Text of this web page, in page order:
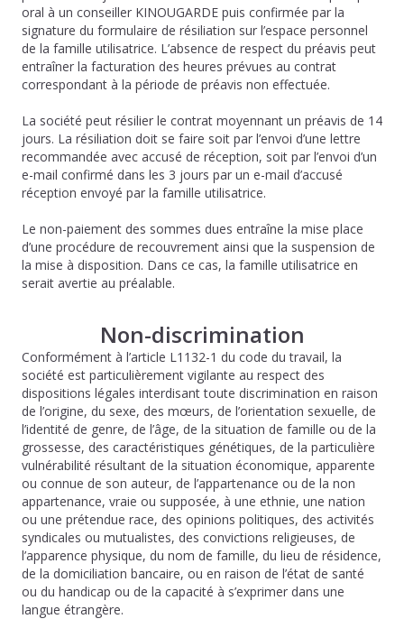
oral à un conseiller KINOUGARDE puis confirmée par la
signature du formulaire de résiliation sur l’espace personnel
de la famille utilisatrice. L’absence de respect du préavis peut
entraîner la facturation des heures prévues au contrat
correspondant à la période de préavis non effectuée.
La société peut résilier le contrat moyennant un préavis de 14
jours. La résiliation doit se faire soit par l’envoi d’une lettre
recommandée avec accusé de réception, soit par l’envoi d’un
e-mail confirmé dans les 3 jours par un e-mail d’accusé
réception envoyé par la famille utilisatrice.
Le non-paiement des sommes dues entraîne la mise place
d’une procédure de recouvrement ainsi que la suspension de
la mise à disposition. Dans ce cas, la famille utilisatrice en
serait avertie au préalable.
Non-discrimination
Conformément à l’article L1132-1 du code du travail, la
société est particulièrement vigilante au respect des
dispositions légales interdisant toute discrimination en raison
de l’origine, du sexe, des mœurs, de l’orientation sexuelle, de
l’identité de genre, de l’âge, de la situation de famille ou de la
grossesse, des caractéristiques génétiques, de la particulière
vulnérabilité résultant de la situation économique, apparente
ou connue de son auteur, de l’appartenance ou de la non
appartenance, vraie ou supposée, à une ethnie, une nation
ou une prétendue race, des opinions politiques, des activités
syndicales ou mutualistes, des convictions religieuses, de
l’apparence physique, du nom de famille, du lieu de résidence,
de la domiciliation bancaire, ou en raison de l’état de santé
ou du handicap ou de la capacité à s’exprimer dans une
langue étrangère.